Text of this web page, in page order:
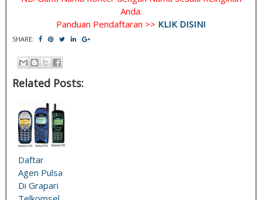
Anda.
Panduan Pendaftaran >> KLIK DISINI
SHARE:
Related Posts:
Daftar
Agen Pulsa
Di Grapari